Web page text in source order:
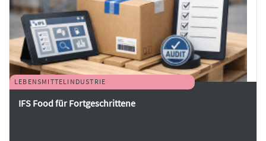
LEBENSMITTELINDUSTRIE
IFS Food für Fortgeschrittene